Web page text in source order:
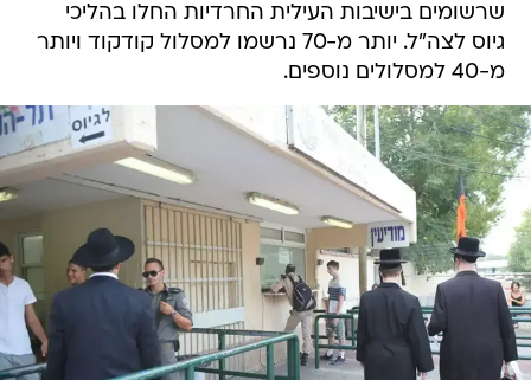
שרשומים בישיבות העילית החרדיות החלו בהליכי
גיוס לצה"ל. יותר מ-70 נרשמו למסלול קודקוד ויותר
מ-40 למסלולים נוספים.